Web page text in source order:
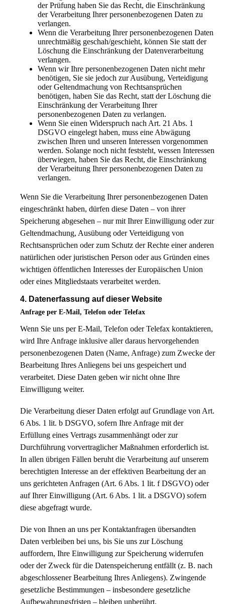
der Prüfung haben Sie das Recht, die Einschränkung
der Verarbeitung Ihrer personenbezogenen Daten zu
verlangen.
Wenn die Verarbeitung Ihrer personenbezogenen Daten
unrechtmäßig geschah/geschieht, können Sie statt der
Löschung die Einschränkung der Datenverarbeitung
verlangen.
Wenn wir Ihre personenbezogenen Daten nicht mehr
benötigen, Sie sie jedoch zur Ausübung, Verteidigung
oder Geltendmachung von Rechtsansprüchen
benötigen, haben Sie das Recht, statt der Löschung die
Einschränkung der Verarbeitung Ihrer
personenbezogenen Daten zu verlangen.
Wenn Sie einen Widerspruch nach Art. 21 Abs. 1
DSGVO eingelegt haben, muss eine Abwägung
zwischen Ihren und unseren Interessen vorgenommen
werden. Solange noch nicht feststeht, wessen Interessen
überwiegen, haben Sie das Recht, die Einschränkung
der Verarbeitung Ihrer personenbezogenen Daten zu
verlangen.
Wenn Sie die Verarbeitung Ihrer personenbezogenen Daten
eingeschränkt haben, dürfen diese Daten – von ihrer
Speicherung abgesehen – nur mit Ihrer Einwilligung oder zur
Geltendmachung, Ausübung oder Verteidigung von
Rechtsansprüchen oder zum Schutz der Rechte einer anderen
natürlichen oder juristischen Person oder aus Gründen eines
wichtigen öffentlichen Interesses der Europäischen Union
oder eines Mitgliedstaats verarbeitet werden.
4. Datenerfassung auf dieser Website
Anfrage per E-Mail, Telefon oder Telefax
Wenn Sie uns per E-Mail, Telefon oder Telefax kontaktieren,
wird Ihre Anfrage inklusive aller daraus hervorgehenden
personenbezogenen Daten (Name, Anfrage) zum Zwecke der
Bearbeitung Ihres Anliegens bei uns gespeichert und
verarbeitet. Diese Daten geben wir nicht ohne Ihre
Einwilligung weiter.
Die Verarbeitung dieser Daten erfolgt auf Grundlage von Art.
6 Abs. 1 lit. b DSGVO, sofern Ihre Anfrage mit der
Erfüllung eines Vertrags zusammenhängt oder zur
Durchführung vorvertraglicher Maßnahmen erforderlich ist.
In allen übrigen Fällen beruht die Verarbeitung auf unserem
berechtigten Interesse an der effektiven Bearbeitung der an
uns gerichteten Anfragen (Art. 6 Abs. 1 lit. f DSGVO) oder
auf Ihrer Einwilligung (Art. 6 Abs. 1 lit. a DSGVO) sofern
diese abgefragt wurde.
Die von Ihnen an uns per Kontaktanfragen übersandten
Daten verbleiben bei uns, bis Sie uns zur Löschung
auffordern, Ihre Einwilligung zur Speicherung widerrufen
oder der Zweck für die Datenspeicherung entfällt (z. B. nach
abgeschlossener Bearbeitung Ihres Anliegens). Zwingende
gesetzliche Bestimmungen – insbesondere gesetzliche
Aufbewahrungsfristen – bleiben unberührt.